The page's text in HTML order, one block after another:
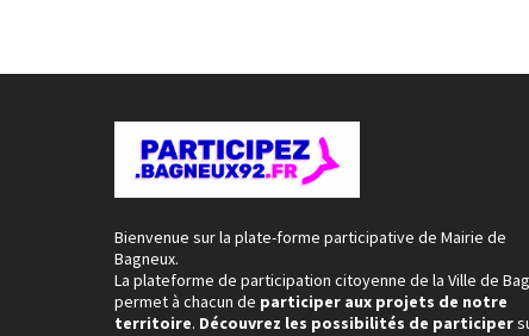
Bienvenue sur la plate-forme participative de Mairie de
Bagneux.
La plateforme de participation citoyenne de la Ville de
permet à chacun de participer aux projets de notre
territoire. Découvrez les possibilités de participer